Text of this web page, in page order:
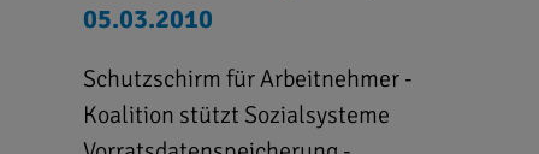
05.03.2010
Schutzschirm für Arbeitnehmer -
Koalition stützt Sozialsysteme